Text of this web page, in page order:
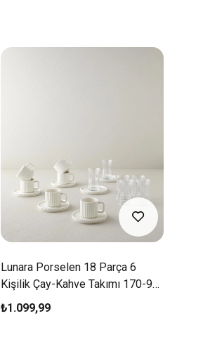
Lunara Porselen 18 Parça 6
Kişilik Çay-Kahve Takımı 170-90
Ml Beyaz
₺1.099,99